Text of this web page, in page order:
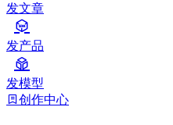
发文章
发产品
发模型
创作中心